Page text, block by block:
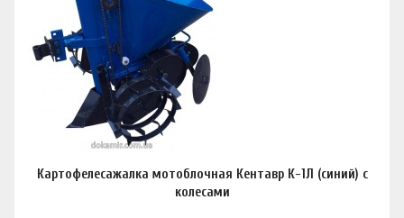
Картофелесажалка мотоблочная Кентавр К-1Л (синий) с
колесами